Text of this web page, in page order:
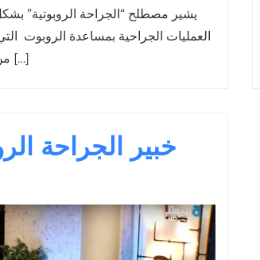
يشير مصطلح “الجراحة الروبوتية”
العمليات الجراحية بمساعدة الروبوت
من خلال شقوق صغيرة جدًا مما يؤدي إلى […]
خبير الجراحة